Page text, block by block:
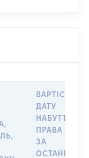
ВАРТІСТЬ НА
ДАТУ
НАБУТТЯ
ПРАВА АБО
ЗА